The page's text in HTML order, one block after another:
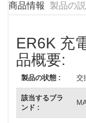
商品情報 製品の
ER6K 充
品概要:
製品の状態 : 交
該当するブラ
ンド :